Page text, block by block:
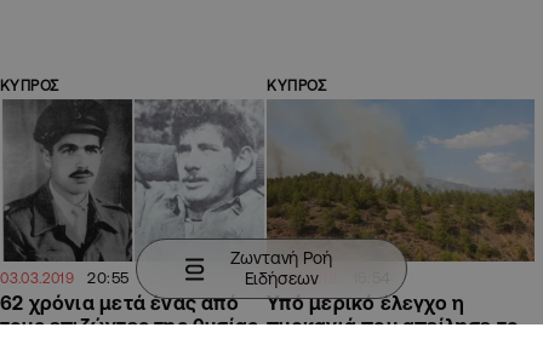
ΚΥΠΡΟΣ
03.03.2019 20:55
62 χρόνια μετά ένας από
τους επιζώντες της θυσίας
ΚΥΠΡΟΣ
20.09.2018
Υπό μερικό έλεγχο η
πυρκαγιά που απείλησε το
Ζωντανή Ροή
Ειδήσεων